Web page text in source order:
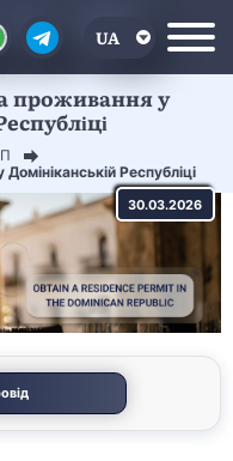
UA
проживання у
Республіці
30.03.2026